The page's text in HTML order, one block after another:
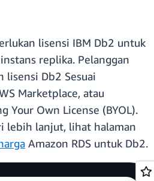
lisensi IBM Db2 untuk
replika. Pelanggan
lisensi Db2 Sesuai
Marketplace, atau
Your Own License (BYOL).
lebih lanjut, lihat halaman
Amazon RDS untuk Db2.